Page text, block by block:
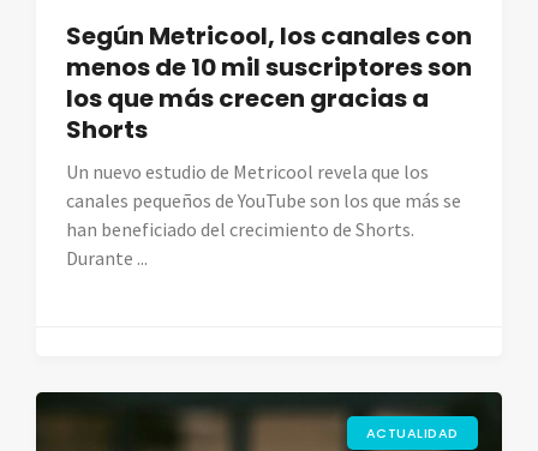
Según Metricool, los canales con
menos de 10 mil suscriptores son
los que más crecen gracias a
Shorts
Un nuevo estudio de Metricool revela que los
canales pequeños de YouTube son los que más se
han beneficiado del crecimiento de Shorts.
Durante ...
ACTUALIDAD